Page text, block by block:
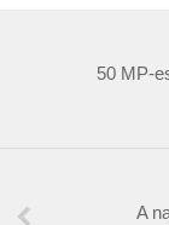
50 MP-
A